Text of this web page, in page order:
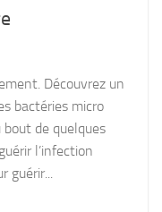
Découvrez un
bactéries micro
bout de quelques
l’infection
guérir...